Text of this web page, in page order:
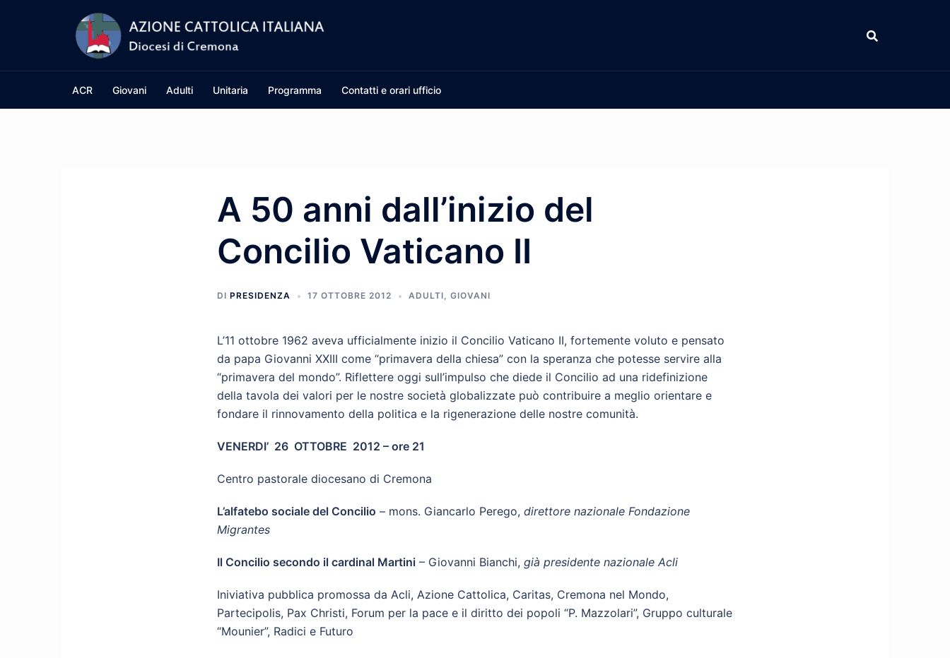
ACR Giovani Adulti Unitaria Programma Contatti e orari ufficio
A 50 anni dall’inizio del
Concilio Vaticano II
DI PRESIDENZA 17 OTTOBRE 2012 ADULTI, GIOVANI
L’11 ottobre 1962 aveva ufficialmente inizio il Concilio Vaticano II, fortemente voluto e pensato
da papa Giovanni XXIII come “primavera della chiesa” con la speranza che potesse servire alla
“primavera del mondo”. Riflettere oggi sull’impulso che diede il Concilio ad una ridefinizione
della tavola dei valori per le nostre società globalizzate può contribuire a meglio orientare e
fondare il rinnovamento della politica e la rigenerazione delle nostre comunità.
VENERDI’ 26 OTTOBRE 2012 – ore 21
Centro pastorale diocesano di Cremona
L’alfatebo sociale del Concilio – mons. Giancarlo Perego, direttore nazionale Fondazione
Migrantes
Il Concilio secondo il cardinal Martini – Giovanni Bianchi, già presidente nazionale Acli
Iniviativa pubblica promossa da Acli, Azione Cattolica, Caritas, Cremona nel Mondo,
Partecipolis, Pax Christi, Forum per la pace e il diritto dei popoli “P. Mazzolari”, Gruppo culturale
“Mounier”, Radici e Futuro